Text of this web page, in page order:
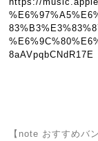
8aAVpqbCNdR17E
【note おすすめバ